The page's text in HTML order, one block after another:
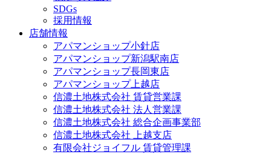
SDGs
採用情報
店舗情報
アパマンショップ小針店
アパマンショップ新潟駅南店
アパマンショップ長岡東店
アパマンショップ上越店
信濃土地株式会社 賃貸営業課
信濃土地株式会社 法人営業課
信濃土地株式会社 総合企画事業部
信濃土地株式会社 上越支店
有限会社ジョイフル 賃貸管理課